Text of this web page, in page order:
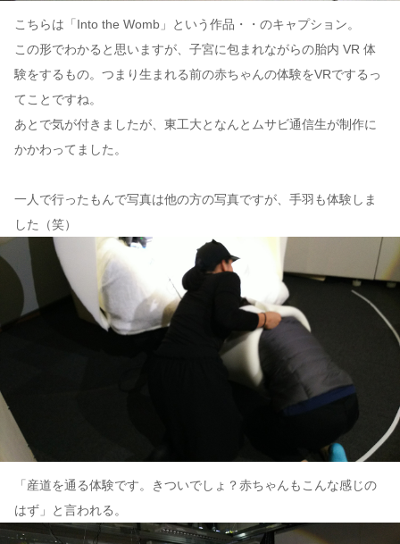
こちらは「Into the Womb」という作品・・のキャプション。
この形でわかると思いますが、子宮に包まれながらの胎内 VR 体
験をするもの。つまり生まれる前の赤ちゃんの体験をVRでするっ
てことですね。
あとで気が付きましたが、東工大となんとムサビ通信生が制作に
かかわってました。
一人で行ったもんで写真は他の方の写真ですが、手羽も体験しま
した（笑）
「産道を通る体験です。きついでしょ？赤ちゃんもこんな感じの
はず」と言われる。